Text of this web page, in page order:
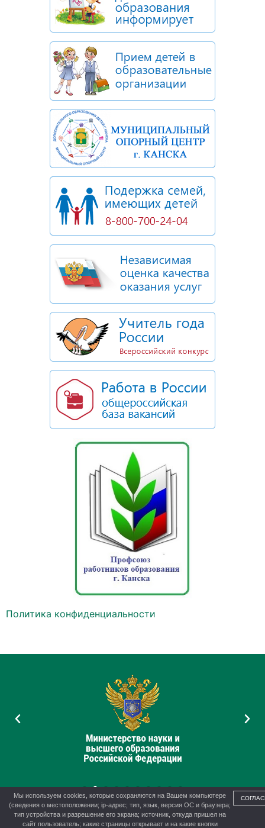
Политика конфиденциальности
Мы используем cookies, которые сохраняются на Вашем компьютере
(сведения о местоположении; ip-адрес; тип, язык, версия ОС и браузера;
тип устройства и разрешение его экрана; источник, откуда пришел на
сайт пользователь; какие страницы открывает и на какие кнопки